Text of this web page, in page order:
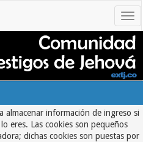
almacenar información de ingreso si
eres. Las cookies son pequeños
dichas cookies son puestas por